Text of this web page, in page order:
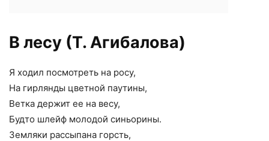
В лесу (Т. Агибалова)
Я ходил посмотреть на росу,
На гирлянды цветной паутины,
Ветка держит ее на весу,
Будто шлейф молодой синьорины.
Земляки рассыпана горсть,